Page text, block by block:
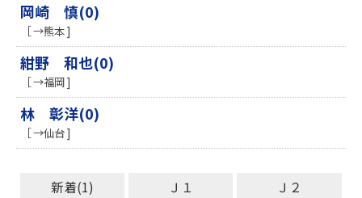
岡崎 慎(0)
［ →熊本 ]
紺野 和也(0)
［ →福岡 ]
林 彰洋(0)
［ →仙台 ]
新着(1) Ｊ１
Ｊ２